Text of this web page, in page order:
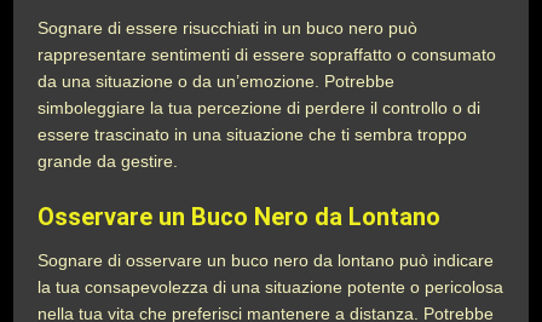
Sognare di essere risucchiati in un buco nero può
rappresentare sentimenti di essere sopraffatto o consumato
da una situazione o da un’emozione. Potrebbe
simboleggiare la tua percezione di perdere il controllo o di
essere trascinato in una situazione che ti sembra troppo
grande da gestire.
Osservare un Buco Nero da Lontano
Sognare di osservare un buco nero da lontano può indicare
la tua consapevolezza di una situazione potente o pericolosa
nella tua vita che preferisci mantenere a distanza. Potrebbe